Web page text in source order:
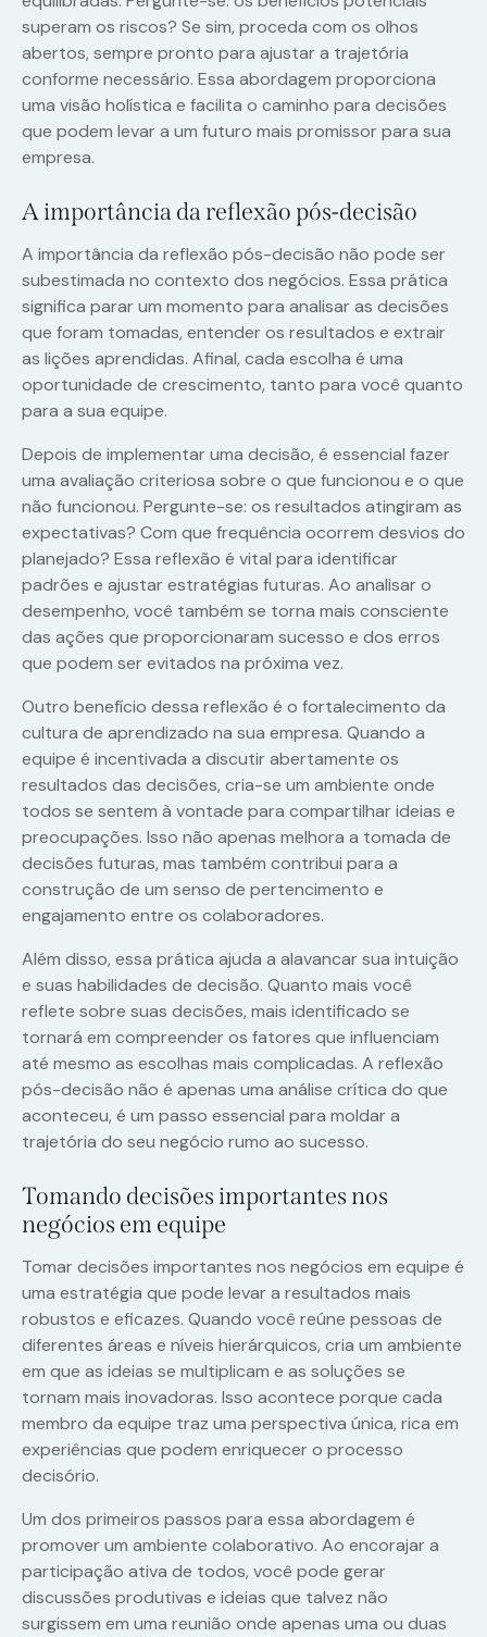
superam os riscos? Se sim, proceda com os olhos
abertos, sempre pronto para ajustar a trajetória
conforme necessário. Essa abordagem proporciona
uma visão holística e facilita o caminho para decisões
que podem levar a um futuro mais promissor para sua
empresa.
A importância da reflexão pós-decisão
A importância da reflexão pós-decisão não pode ser
subestimada no contexto dos negócios. Essa prática
significa parar um momento para analisar as decisões
que foram tomadas, entender os resultados e extrair
as lições aprendidas. Afinal, cada escolha é uma
oportunidade de crescimento, tanto para você quanto
para a sua equipe.
Depois de implementar uma decisão, é essencial fazer
uma avaliação criteriosa sobre o que funcionou e o que
não funcionou. Pergunte-se: os resultados atingiram as
expectativas? Com que frequência ocorrem desvios do
planejado? Essa reflexão é vital para identificar
padrões e ajustar estratégias futuras. Ao analisar o
desempenho, você também se torna mais consciente
das ações que proporcionaram sucesso e dos erros
que podem ser evitados na próxima vez.
Outro benefício dessa reflexão é o fortalecimento da
cultura de aprendizado na sua empresa. Quando a
equipe é incentivada a discutir abertamente os
resultados das decisões, cria-se um ambiente onde
todos se sentem à vontade para compartilhar ideias e
preocupações. Isso não apenas melhora a tomada de
decisões futuras, mas também contribui para a
construção de um senso de pertencimento e
engajamento entre os colaboradores.
Além disso, essa prática ajuda a alavancar sua intuição
e suas habilidades de decisão. Quanto mais você
reflete sobre suas decisões, mais identificado se
tornará em compreender os fatores que influenciam
até mesmo as escolhas mais complicadas. A reflexão
pós-decisão não é apenas uma análise crítica do que
aconteceu, é um passo essencial para moldar a
trajetória do seu negócio rumo ao sucesso.
Tomando decisões importantes nos
negócios em equipe
Tomar decisões importantes nos negócios em equipe é
uma estratégia que pode levar a resultados mais
robustos e eficazes. Quando você reúne pessoas de
diferentes áreas e níveis hierárquicos, cria um ambiente
em que as ideias se multiplicam e as soluções se
tornam mais inovadoras. Isso acontece porque cada
membro da equipe traz uma perspectiva única, rica em
experiências que podem enriquecer o processo
decisório.
Um dos primeiros passos para essa abordagem é
promover um ambiente colaborativo. Ao encorajar a
participação ativa de todos, você pode gerar
discussões produtivas e ideias que talvez não
surgissem em uma reunião onde apenas uma ou duas